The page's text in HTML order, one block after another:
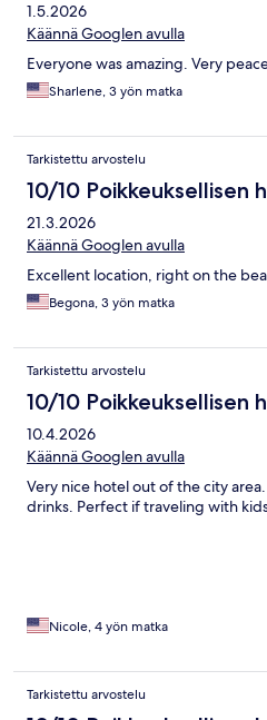
1.5.2026
Käännä Googlen avulla
Everyone was amazing. Very
Sharlene, 3 yön matka
Tarkistettu arvostelu
10/10 Poikkeuksellisen
21.3.2026
Käännä Googlen avulla
Excellent location, right on the
Begona, 3 yön matka
Tarkistettu arvostelu
10/10 Poikkeuksellisen
10.4.2026
Käännä Googlen avulla
Very nice hotel out of the city
drinks. Perfect if traveling with
Nicole, 4 yön matka
Tarkistettu arvostelu